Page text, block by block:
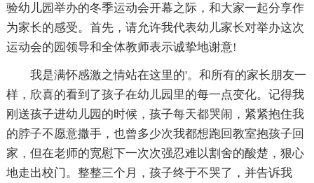
验幼儿园举办的冬季运动会开幕之际，和大家一起分享作
为家长的感受。首先，请允许我代表幼儿家长对举办这次
运动会的园领导和全体教师表示诚挚地谢意!
我是满怀感激之情站在这里的'。和所有的家长朋友一
样，欣喜的看到了孩子在幼儿园里的每一点变化。记得我
刚送孩子进幼儿园的时候，孩子每天都哭闹，紧紧抱住我
的脖子不愿意撒手，也曾多少次我都想跑回教室抱孩子回
家，但在老师的宽慰下一次次强忍难以割舍的酸楚，狠心
地走出校门。整整三个月，孩子终于不哭了，并告诉我